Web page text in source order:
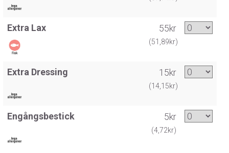
Extra Lax 55kr
(51,89kr)
Extra Dressing 15kr
(14,15kr)
Engångsbestick 5kr
(4,72kr)